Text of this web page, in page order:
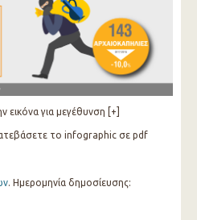
για μεγέθυνση [+]
το infographic σε pdf
. Ημερομηνία δημοσίευσης: